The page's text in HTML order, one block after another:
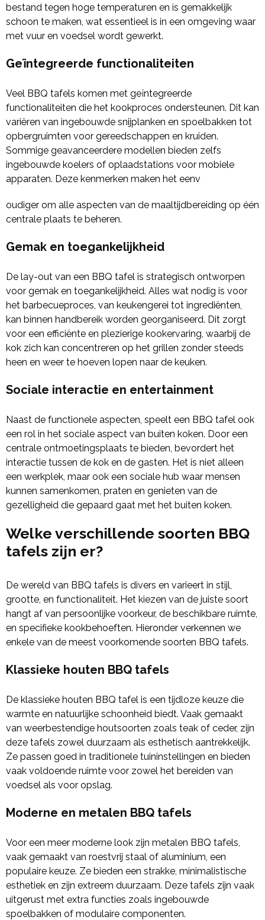
bestand tegen hoge temperaturen en is gemakkelijk
schoon te maken, wat essentieel is in een omgeving waar
met vuur en voedsel wordt gewerkt.
Geïntegreerde functionaliteiten
Veel BBQ tafels komen met geïntegreerde
functionaliteiten die het kookproces ondersteunen. Dit kan
variëren van ingebouwde snijplanken en spoelbakken tot
opbergruimten voor gereedschappen en kruiden.
Sommige geavanceerdere modellen bieden zelfs
ingebouwde koelers of oplaadstations voor mobiele
apparaten. Deze kenmerken maken het eenv
oudiger om alle aspecten van de maaltijdbereiding op één
centrale plaats te beheren.
Gemak en toegankelijkheid
De lay-out van een BBQ tafel is strategisch ontworpen
voor gemak en toegankelijkheid. Alles wat nodig is voor
het barbecueproces, van keukengerei tot ingrediënten,
kan binnen handbereik worden georganiseerd. Dit zorgt
voor een efficiënte en plezierige kookervaring, waarbij de
kok zich kan concentreren op het grillen zonder steeds
heen en weer te hoeven lopen naar de keuken.
Sociale interactie en entertainment
Naast de functionele aspecten, speelt een BBQ tafel ook
een rol in het sociale aspect van buiten koken. Door een
centrale ontmoetingsplaats te bieden, bevordert het
interactie tussen de kok en de gasten. Het is niet alleen
een werkplek, maar ook een sociale hub waar mensen
kunnen samenkomen, praten en genieten van de
gezelligheid die gepaard gaat met het buiten koken.
Welke verschillende soorten BBQ
tafels zijn er?
De wereld van BBQ tafels is divers en varieert in stijl,
grootte, en functionaliteit. Het kiezen van de juiste soort
hangt af van persoonlijke voorkeur, de beschikbare ruimte,
en specifieke kookbehoeften. Hieronder verkennen we
enkele van de meest voorkomende soorten BBQ tafels.
Klassieke houten BBQ tafels
De klassieke houten BBQ tafel is een tijdloze keuze die
warmte en natuurlijke schoonheid biedt. Vaak gemaakt
van weerbestendige houtsoorten zoals teak of ceder, zijn
deze tafels zowel duurzaam als esthetisch aantrekkelijk.
Ze passen goed in traditionele tuininstellingen en bieden
vaak voldoende ruimte voor zowel het bereiden van
voedsel als voor opslag.
Moderne en metalen BBQ tafels
Voor een meer moderne look zijn metalen BBQ tafels,
vaak gemaakt van roestvrij staal of aluminium, een
populaire keuze. Ze bieden een strakke, minimalistische
esthetiek en zijn extreem duurzaam. Deze tafels zijn vaak
uitgerust met extra functies zoals ingebouwde
spoelbakken of modulaire componenten.